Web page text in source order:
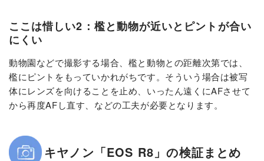
ここは惜しい2：檻と動物が近いとピントが合い
にくい
動物園などで撮影する場合、檻と動物との距離次第では、
檻にピントをもっていかれがちです。そういう場合は被写
体にレンズを向けることを止め、いったん遠くにAFさせて
から再度AFし直す、などの工夫が必要となります。
キヤノン「EOS R8」の検証まとめ